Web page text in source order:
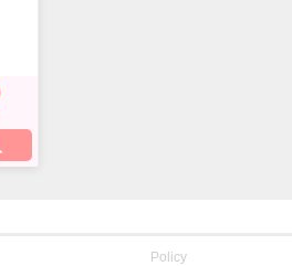
Policy